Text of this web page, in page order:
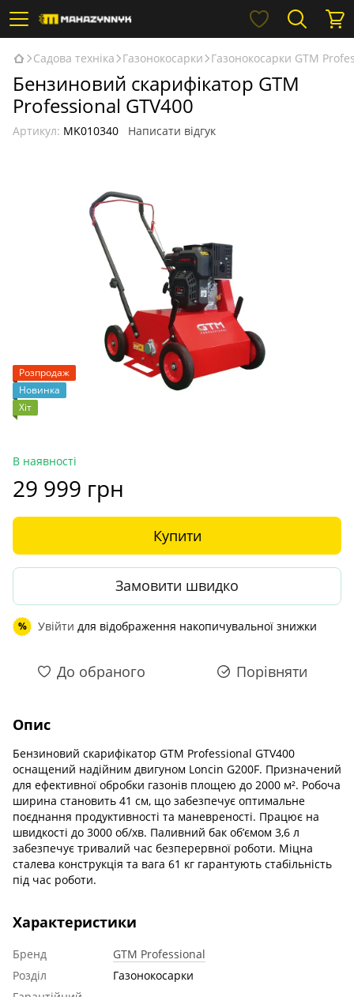
Садова техніка Газонокосарки Газонокосарки GTM
Бензиновий скарифікатор GTM
Professional GTV400
Артикул: MK010340 Написати відгук
Розпродаж
Новинка
Хіт
В наявності
29 999 грн
Купити
Замовити швидко
% Увійти для відображення накопичувальної знижки
До обраного Порівняти
Опис
Бензиновий скарифікатор GTM Professional GTV400
оснащений надійним двигуном Loncin G200F. Призначений
для ефективної обробки газонів площею до 2000 м². Робоча
ширина становить 41 см, що забезпечує оптимальне
поєднання продуктивності та маневреності. Працює на
швидкості до 3000 об/хв. Паливний бак об’ємом 3,6 л
забезпечує тривалий час безперервної роботи. Міцна
сталева конструкція та вага 61 кг гарантують стабільність
під час роботи.
Характеристики
Бренд
GTM Professional
Розділ
Газонокосарки